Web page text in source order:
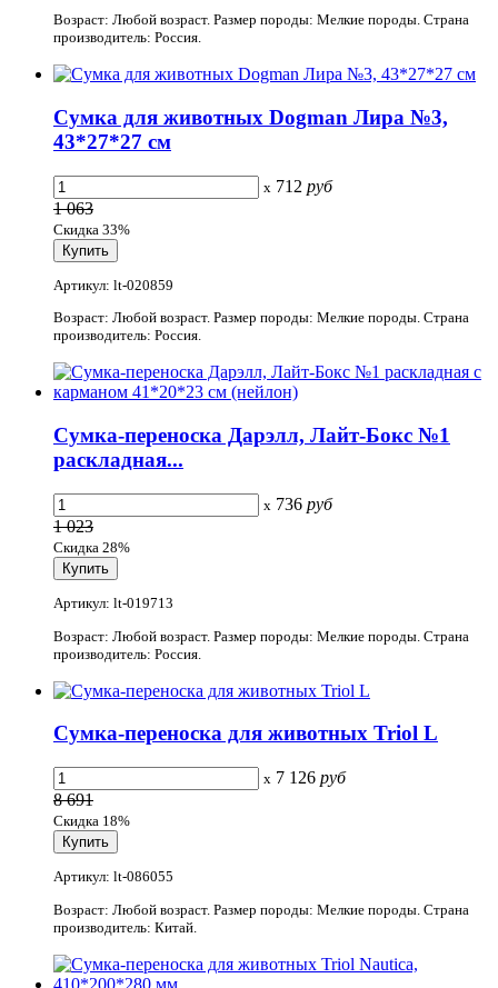
Возраст: Любой возраст. Размер породы: Мелкие породы. Страна
производитель: Россия.
Сумка для животных Dogman Лира №3,
43*27*27 см
x 712 руб
1 063
Скидка 33%
Артикул: lt-020859
Возраст: Любой возраст. Размер породы: Мелкие породы. Страна
производитель: Россия.
Сумка-переноска Дарэлл, Лайт-Бокс №1
раскладная...
x 736 руб
1 023
Скидка 28%
Артикул: lt-019713
Возраст: Любой возраст. Размер породы: Мелкие породы. Страна
производитель: Россия.
Сумка-переноска для животных Triol L
x 7 126 руб
8 691
Скидка 18%
Артикул: lt-086055
Возраст: Любой возраст. Размер породы: Мелкие породы. Страна
производитель: Китай.